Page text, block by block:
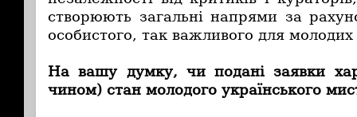
створюють загальні напрями за
особистого, так важливого для
На вашу думку, чи подані заявки
чином) стан молодого українського